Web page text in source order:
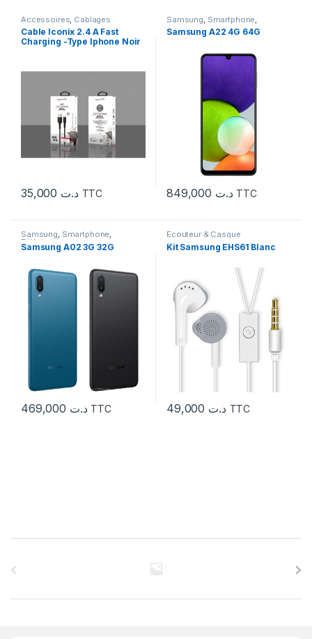
Accessoires Cablages
Cable Iconix 2.4 A Fast
Charging -Type Iphone Noir
د.ت TTC
Samsung Smartphone
Téléphonie
Samsung A22 4G 64G
د.ت TTC
Samsung, Smartphone,
Téléphonie
Samsung A02 3G 32G
د.ت TTC
Ecouteur & Casque
Kit Samsung EHS61 Blanc
د.ت TTC